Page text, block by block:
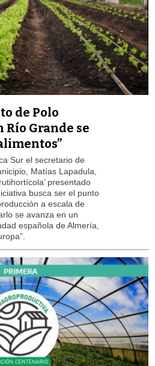
de Polo
Grande se
Sur el secretario de
Matías Lapadula,
presentado
busca ser el punto
a escala de
se avanza en un
española de Almería,